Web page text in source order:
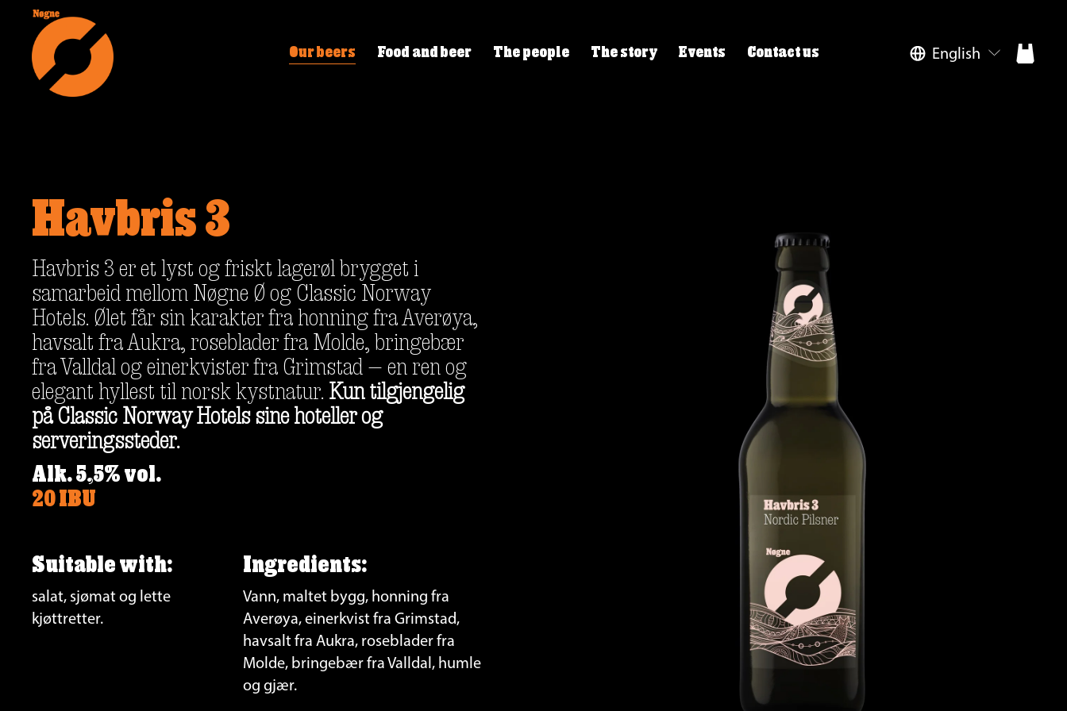
Our beers Food and beer The people The story Events Contact us English
Havbris 3
Havbris 3 er et lyst og friskt lagerøl brygget i
samarbeid mellom Nøgne Ø og Classic Norway
Hotels. Ølet får sin karakter fra honning fra Averøya,
havsalt fra Aukra, roseblader fra Molde, bringebær
fra Valldal og einerkvister fra Grimstad – en ren og
elegant hyllest til norsk kystnatur. Kun tilgjengelig
på Classic Norway Hotels sine hoteller og
serveringssteder.
Alk. 5,5% vol.
20 IBU
Suitable with:
salat, sjømat og lette
kjøttretter.
Vann, maltet bygg, honning fra
Averøya, einerkvist fra Grimstad,
havsalt fra Aukra, roseblader fra
Molde, bringebær fra Valldal, humle
og gjær.
Ingredients: